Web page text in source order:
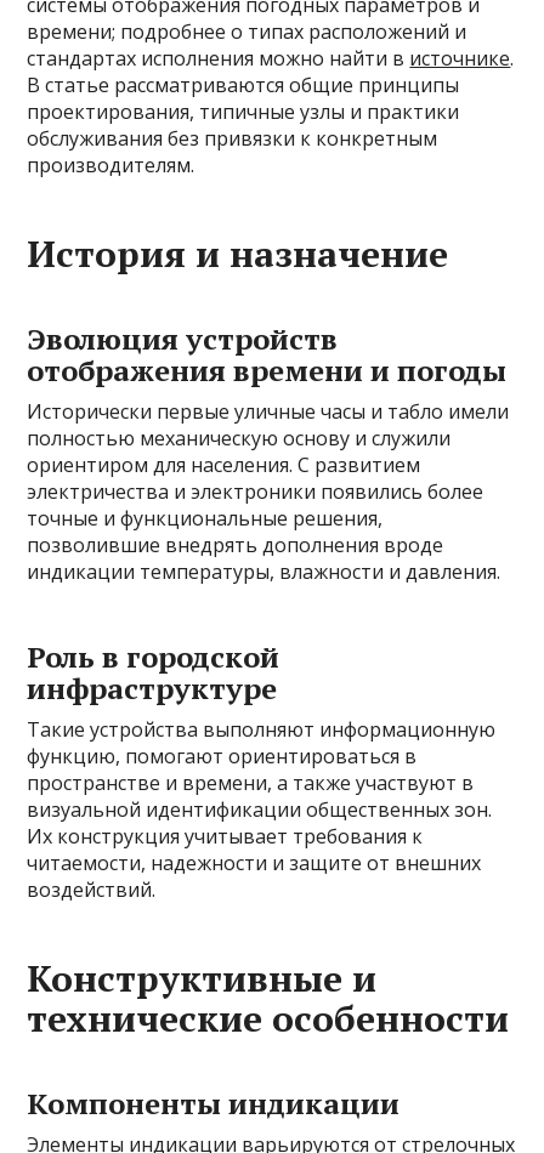
времени; подробнее о типах расположений и
стандартах исполнения можно найти в источнике.
В статье рассматриваются общие принципы
проектирования, типичные узлы и практики
обслуживания без привязки к конкретным
производителям.
История и назначение
Эволюция устройств
отображения времени и погоды
Исторически первые уличные часы и табло имели
полностью механическую основу и служили
ориентиром для населения. С развитием
электричества и электроники появились более
точные и функциональные решения,
позволившие внедрять дополнения вроде
индикации температуры, влажности и давления.
Роль в городской
инфраструктуре
Такие устройства выполняют информационную
функцию, помогают ориентироваться в
пространстве и времени, а также участвуют в
визуальной идентификации общественных зон.
Их конструкция учитывает требования к
читаемости, надежности и защите от внешних
воздействий.
Конструктивные и
технические особенности
Компоненты индикации
Элементы индикации варьируются от стрелочных